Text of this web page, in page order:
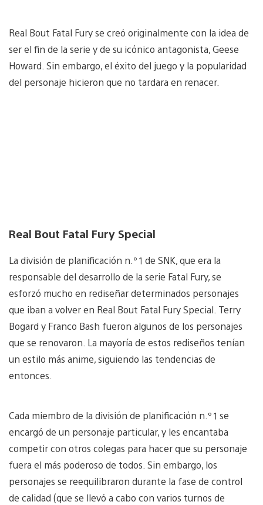
Real Bout Fatal Fury se creó originalmente con la idea de
ser el fin de la serie y de su icónico antagonista, Geese
Howard. Sin embargo, el éxito del juego y la popularidad
del personaje hicieron que no tardara en renacer.
Real Bout Fatal Fury Special
La división de planificación n.º 1 de SNK, que era la
responsable del desarrollo de la serie Fatal Fury, se
esforzó mucho en rediseñar determinados personajes
que iban a volver en Real Bout Fatal Fury Special. Terry
Bogard y Franco Bash fueron algunos de los personajes
que se renovaron. La mayoría de estos rediseños tenían
un estilo más anime, siguiendo las tendencias de
entonces.
Cada miembro de la división de planificación n.º 1 se
encargó de un personaje particular, y les encantaba
competir con otros colegas para hacer que su personaje
fuera el más poderoso de todos. Sin embargo, los
personajes se reequilibraron durante la fase de control
de calidad (que se llevó a cabo con varios turnos de